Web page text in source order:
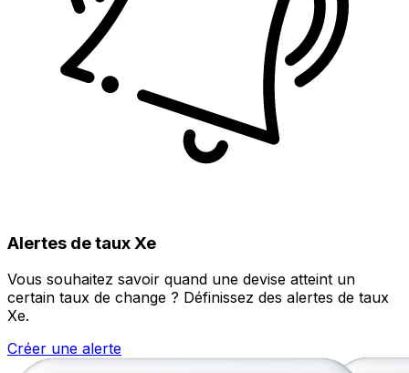
Alertes de taux Xe
Vous souhaitez savoir quand une devise atteint un
certain taux de change ? Définissez des alertes de taux
Xe.
Créer une alerte